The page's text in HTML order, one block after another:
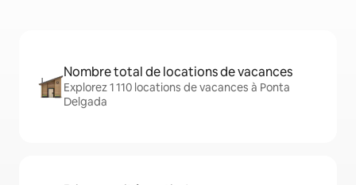
Nombre total de locations de vacances
Explorez 1 110 locations de vacances à Ponta
Delgada